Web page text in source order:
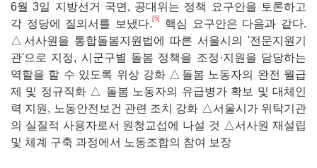
6월 3일 지방선거 국면, 공대위는 정책 요구안을 토론하고
각 정당에 질의서를 보냈다.[5]
핵심 요구안은 다음과 같다.
△서사원을 통합돌봄지원법에 따른 서울시의 '전문지원기
관'으로 지정, 시군구별 돌봄 정책을 조정·지원을 담당하는
역할을 할 수 있도록 위상 강화 △돌봄 노동자의 완전 월급
제 및 정규직화 △ 돌봄 노동자의 유급병가 확보 및 대체인
력 지원, 노동안전보건 관련 조치 강화 △서울시가 위탁기관
의 실질적 사용자로서 원청교섭에 나설 것 △서사원 재설립
및 체계 구축 과정에서 노동조합의 참여 보장